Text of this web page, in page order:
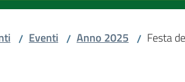
/ Eventi / Anno 2025 / Festa